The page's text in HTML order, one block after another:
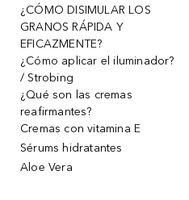
¿CÓMO DISIMULAR LOS
GRANOS RÁPIDA Y
EFICAZMENTE?
¿Cómo aplicar el iluminador?
/ Strobing
¿Qué son las cremas
reafirmantes?
Cremas con vitamina E
Sérums hidratantes
Aloe Vera